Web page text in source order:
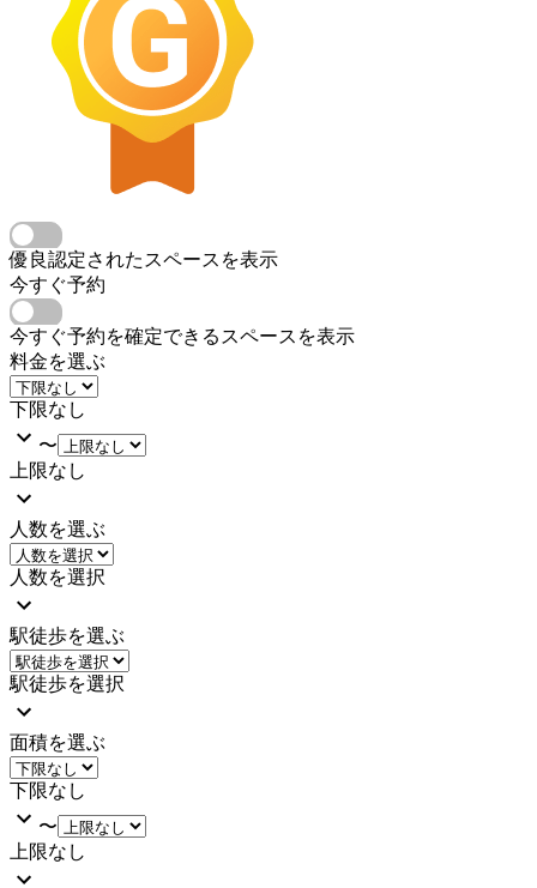
優良認定されたスペースを表示
今すぐ予約
今すぐ予約を確定できるスペースを表示
料金を選ぶ
下限なし
〜
上限なし
人数を選ぶ
人数を選択
駅徒歩を選ぶ
駅徒歩を選択
面積を選ぶ
下限なし
〜
上限なし